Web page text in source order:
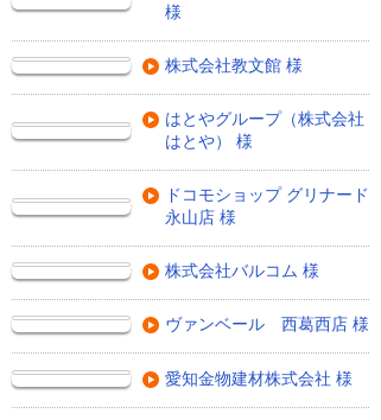
様
株式会社教文館 様
はとやグループ（株式会社
はとや） 様
ドコモショップ グリナード
永山店 様
株式会社バルコム 様
ヴァンベール 西葛西店 様
愛知金物建材株式会社 様